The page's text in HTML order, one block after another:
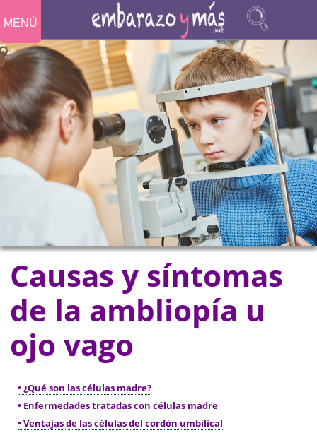
MENÚ
Causas y síntomas
de la ambliopía u
ojo vago
• ¿Qué son las células madre?
• Enfermedades tratadas con células madre
• Ventajas de las células del cordón umbilical